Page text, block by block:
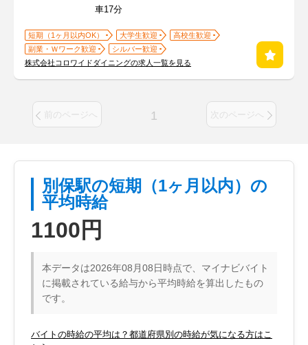
車17分
短期（1ヶ月以内OK） 大学生歓迎
高校生歓迎
副業・Ｗワーク歓迎
シルバー歓迎
株式会社コロワイドダイニングの求人一覧を見る
前のページへ 1 次のページへ
別保駅の短期（1ヶ月以内）の
平均時給
1100円
本データは2026年08月08日時点で、マイナビバイト
に掲載されている給与から平均時給を算出したもの
です。
バイトの時給の平均は？都道府県別の時給が気になる方はこ